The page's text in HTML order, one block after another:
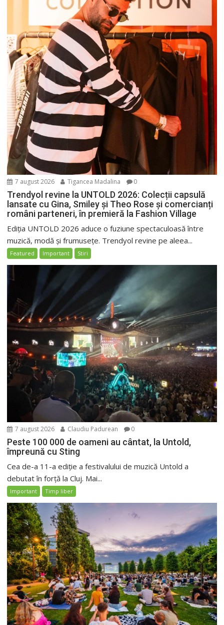
7 august 2026 Tigancea Madalina 0
Trendyol revine la UNTOLD 2026: Colecții capsulă
lansate cu Gina, Smiley și Theo Rose și comercianți
români parteneri, în premieră la Fashion Village
Ediția UNTOLD 2026 aduce o fuziune spectaculoasă între
muzică, modă și frumusețe. Trendyol revine pe aleea...
Featured Important Stiri
7 august 2026 Claudiu Padurean 0
Peste 100 000 de oameni au cântat, la Untold,
împreună cu Sting
Cea de-a 11-a ediție a festivalului de muzică Untold a
debutat în forță la Cluj. Mai...
Important Timp liber